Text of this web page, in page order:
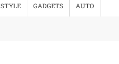
STYLE GADGETS AUTO